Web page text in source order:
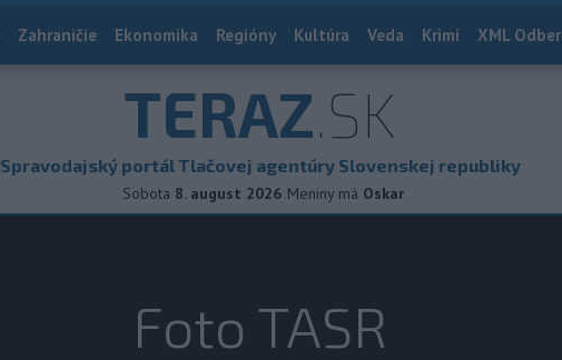
Zahraničie Ekonomika Regióny Kultúra Veda Krimi XML Odber
TERAZ.SK
Spravodajský portál Tlačovej agentúry Slovenskej republiky
Sobota 8. august 2026 Meniny má Oskar
Foto TASR